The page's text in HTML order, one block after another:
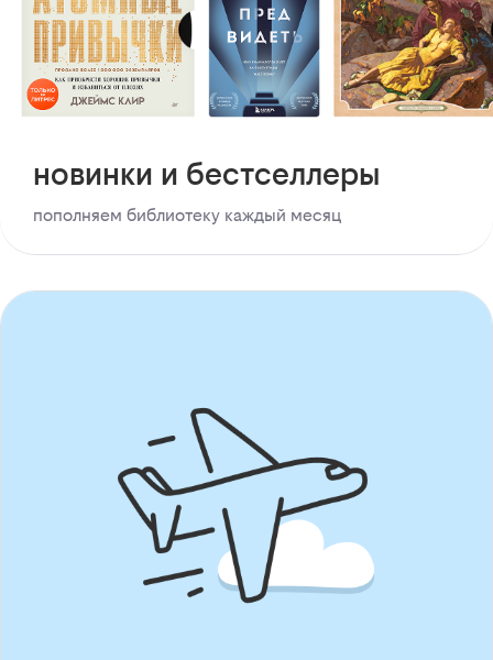
новинки и бестселлеры
пополняем библиотеку каждый месяц